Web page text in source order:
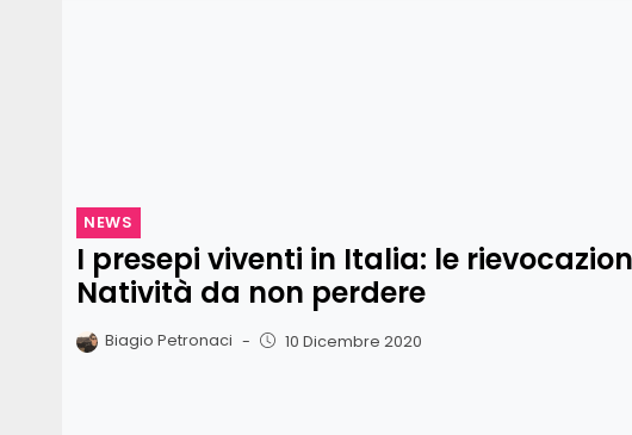
NEWS
I presepi viventi in Italia: le
Natività da non perdere
Biagio Petronaci - 10 Dicembre 2020